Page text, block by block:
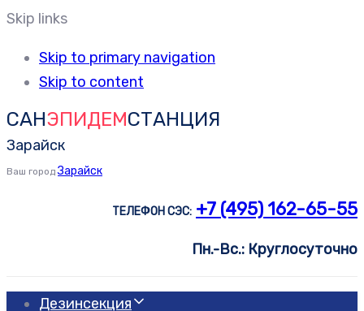
Skip links
Skip to primary navigation
Skip to content
САНЭПИДЕМСТАНЦИЯ
Зарайск
Ваш городЗарайск
ТЕЛЕФОН СЭС: +7 (495) 162-65-55
Пн.-Вс.: Круглосуточно
Дезинсекция